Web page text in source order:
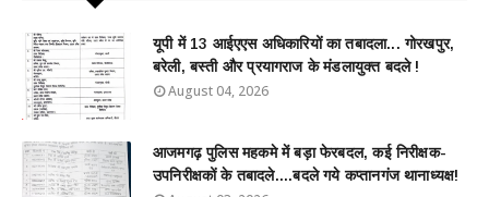
यूपी में 13 आईएएस अधिकारियों का तबादला... गोरखपुर,
बरेली, बस्ती और प्रयागराज के मंडलायुक्त बदले !
August 04, 2026
आजमगढ़ पुलिस महकमे में बड़ा फेरबदल, कई निरीक्षक-
उपनिरीक्षकों के तबादले....बदले गये कप्तानगंज थानाध्यक्ष!